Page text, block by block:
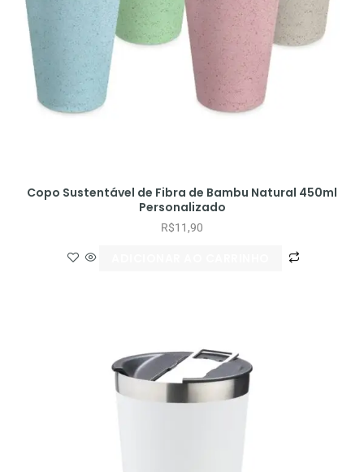
Copo Sustentável de Fibra de Bambu Natural 450ml
Personalizado
R$11,90